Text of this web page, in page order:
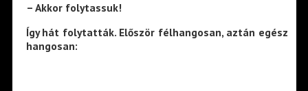
– Akkor folytassuk!
Így hát folytatták. Először félhangosan, aztán egész
hangosan: